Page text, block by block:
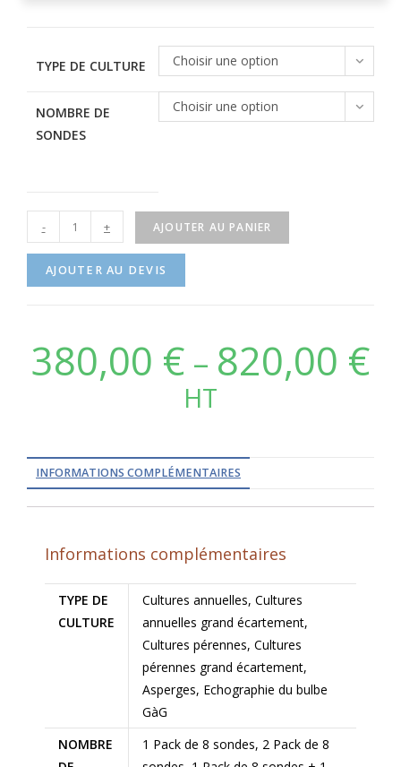
TYPE DE CULTURE Choisir une option
NOMBRE DE
SONDES
Choisir une option
- + AJOUTER AU PANIER
AJOUTER AU DEVIS
380,00 € – 820,00 €
HT
INFORMATIONS COMPLÉMENTAIRES
Informations complémentaires
TYPE DE
CULTURE
Cultures annuelles, Cultures
annuelles grand écartement,
Cultures pérennes, Cultures
pérennes grand écartement,
Asperges, Echographie du bulbe
GàG
NOMBRE
1 Pack de 8 sondes, 2 Pack de 8